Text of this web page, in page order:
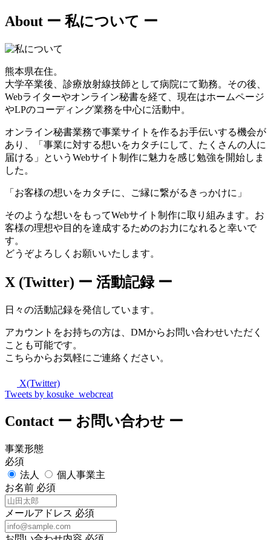
About ー 私について ー
熊本県在住。
大学卒業後、診療放射線技師として病院にて勤務。その後、
Webライターやオンライン秘書を経て、現在はホームページ
やLPのコーディング業務を中心に活動中。
オンライン秘書業務で事業サイトを作るお手伝いする機会が
あり、「事業に対する想いをカタチにして、たくさんの人に
届ける」というWebサイト制作に魅力を感じ勉強を開始しま
した。
「お客様の想いをカタチに、ご縁に繋がるきっかけに」
そのような想いをもってWebサイト制作に取り組みます。お
客様の理想や目的を達成するためのお力になれると幸いで
す。
どうぞよろしくお願いいたします。
X (Twitter) ー 活動記録 ー
日々の活動記録を発信しています。
アカウントをお持ちの方は、DMからお問い合わせいただく
ことも可能です。
こちらからお気軽にご連絡ください。
X(Twitter)
Tweets by kosuke_webcreat
Contact ー お問い合わせ ー
事業形態
必須
法人
個人事業主
お名前 必須
メールアドレス 必須